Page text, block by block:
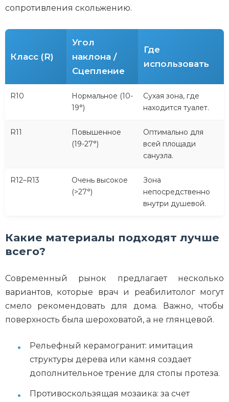
сопротивления скольжению.
Класс (R)
Угол
наклона /
Сцепление
Где
использовать
R10
Нормальное (10-
19°)
Сухая зона, где
находится туалет.
R11
Повышенное
(19-27°)
Оптимально для
всей площади
санузла.
R12–R13
Очень высокое
(>27°)
Зона
непосредственно
внутри душевой.
Какие материалы подходят лучше
всего?
Современный рынок предлагает несколько
вариантов, которые врач и реабилитолог могут
смело рекомендовать для дома. Важно, чтобы
поверхность была шероховатой, а не глянцевой.
Рельефный керамогранит: имитация
структуры дерева или камня создает
дополнительное трение для стопы протеза.
Противоскользящая мозаика: за счет